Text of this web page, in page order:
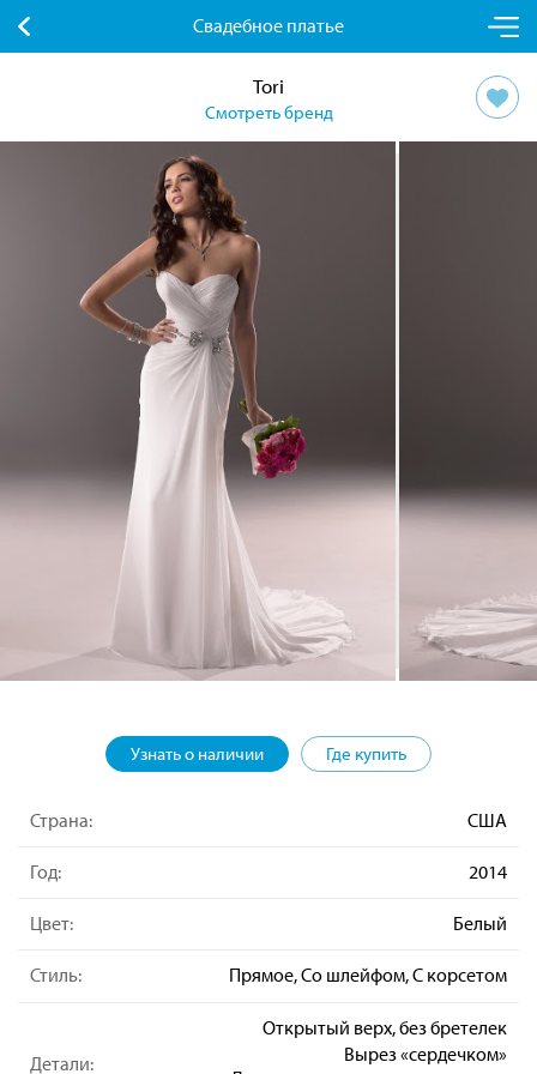
Свадебное платье
Tori
Смотреть бренд
Узнать о наличии Где купить
Страна: США
Год: 2014
Цвет: Белый
Стиль: Прямое, Со шлейфом, С корсетом
Детали:
Открытый верх, без бретелек
Вырез «сердечком»